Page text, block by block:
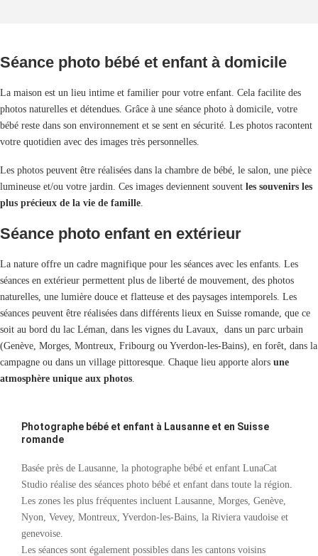
Séance photo bébé et enfant à domicile
La maison est un lieu intime et familier pour votre enfant. Cela facilite des
photos naturelles et détendues. Grâce à une séance photo à domicile, votre
bébé reste dans son environnement et se sent en sécurité. Les photos racontent
votre quotidien avec des images très personnelles.
Les photos peuvent être réalisées dans la chambre de bébé, le salon, une pièce
lumineuse et/ou votre jardin. Ces images deviennent souvent les souvenirs les
plus précieux de la vie de famille
Séance photo enfant en extérieur
La nature offre un cadre magnifique pour les séances avec les enfants. Les
séances en extérieur permettent plus de liberté de mouvement, des photos
naturelles, une lumière douce et flatteuse et des paysages intemporels. Les
séances peuvent être réalisées dans différents lieux en Suisse romande, que ce
soit au bord du lac Léman, dans les vignes du Lavaux, dans un parc urbain
(Genève, Morges, Montreux, Fribourg ou Yverdon-les-Bains), en forêt, dans la
campagne ou dans un village pittoresque. Chaque lieu apporte alors une
atmosphère unique aux photos
Photographe bébé et enfant à Lausanne et en Suisse
romande
Basée près de Lausanne, la photographe bébé et enfant LunaCat
Studio réalise des séances photo bébé et enfant dans toute la région.
Les zones les plus fréquentes incluent Lausanne, Morges, Genève,
Nyon, Vevey, Montreux, Yverdon-les-Bains, la Riviera vaudoise et
genevoise.
Les séances sont également possibles dans les cantons voisins